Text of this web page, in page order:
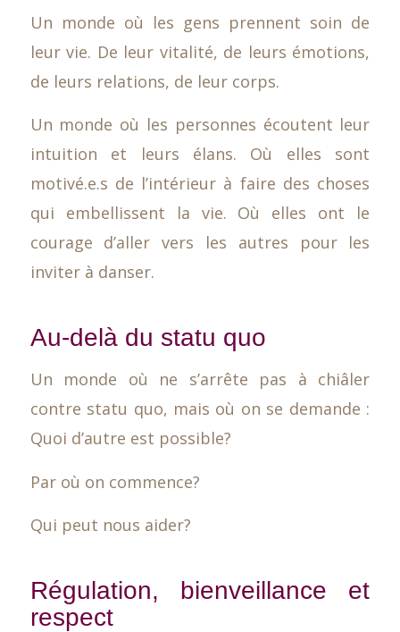
Un monde où les gens prennent soin de
leur vie. De leur vitalité, de leurs émotions,
de leurs relations, de leur corps.
Un monde où les personnes écoutent leur
intuition et leurs élans. Où elles sont
motivé.e.s de l’intérieur à faire des choses
qui embellissent la vie. Où elles ont le
courage d’aller vers les autres pour les
inviter à danser.
Au-delà du statu quo
Un monde où ne s’arrête pas à chiâler
contre statu quo, mais où on se demande :
Quoi d’autre est possible?
Par où on commence?
Qui peut nous aider?
Régulation, bienveillance et
respect